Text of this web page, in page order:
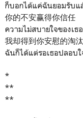
ก็บอกได้แค่ฉันยอมรับแ
你的不安赢得你信任
ความไม่สบายใจของเ
我却得到你安慰的淘汰
ฉันก็ได้แต่รอเธอปลอบ
*
**
**